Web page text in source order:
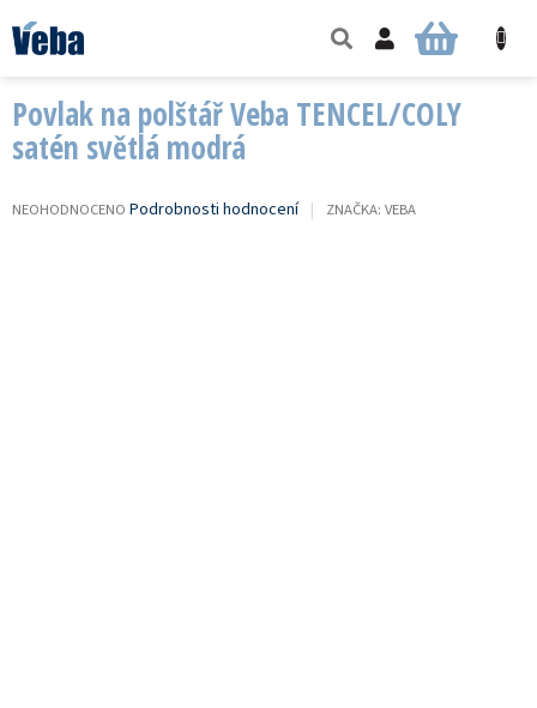
na
obsah
NÁKUPNÍ
Povlak na polštář Veba TENCEL/COLY
satén světlá modrá
PRŮMĚRNÉ
NEOHODNOCENO Podrobnosti hodnocení ZNAČKA: VEBA